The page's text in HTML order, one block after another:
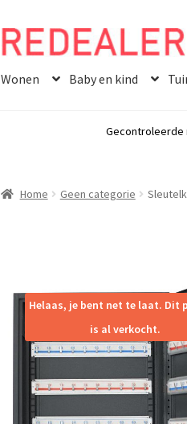
Skip
navigation
Skip
content
Wonen Baby en kind
Gecontroleerde
Home Geen categorie
Helaas, je bent net te laat. Dit
is al verkocht.